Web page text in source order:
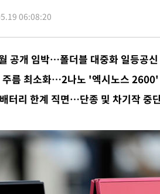
부시장에 백승주·윤난실
공식 '초열대야' 30도 넘어
내린 797.44 출발
(1.81%) 내린 6478.75 개장
'…40도 관측 가능성도
만 협상 기대속 뉴욕증시 혼조 마감 다
통행 항로 합의" 이란 외무부 대변인
06:08:20
공개 임박…폴더블 대중화 일등공신
름 최소화…2나노 '엑시노스 2600'
터리 한계 직면…단종 및 차기작 중